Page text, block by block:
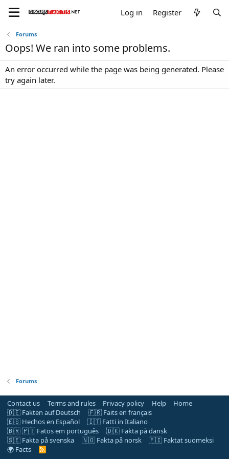
Log in Register
Forums
Oops! We ran into some problems.
An error occurred while the page was being generated. Please
try again later.
Forums
Contact us Terms and rules Privacy policy Help
Home
🇩🇪 Fakten auf Deutsch
🇫🇷 Faits en français
🇪🇸 Hechos en Español
🇮🇹 Fatti in Italiano
🇧🇷 🇵🇹 Fatos em português
🇩🇰 Fakta på dansk
🇸🇪 Fakta på svenska
🇳🇴 Fakta på norsk
🇫🇮 Faktat suomeksi
🌍 Facts
R